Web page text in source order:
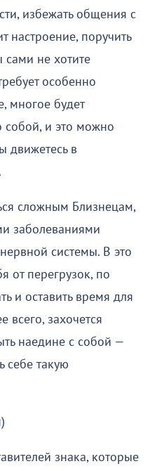
избежать общения с
настроение, поручить
не хотите
особенно
многое будет
собой, и это можно
движетесь в
сложным Близнецам,
заболеваниями
системы. В это
от перегрузок, по
и оставить время для
всего, захочется
наедине с собой —
себе такую
)
знака, которые